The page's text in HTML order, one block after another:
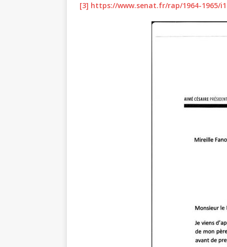
[3] https://www.senat.fr/rap/1964-1965/